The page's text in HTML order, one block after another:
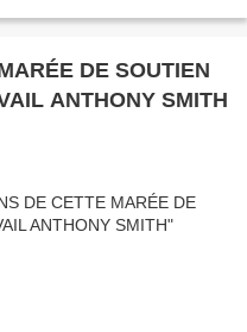
DE SOUTIEN
ANTHONY SMITH